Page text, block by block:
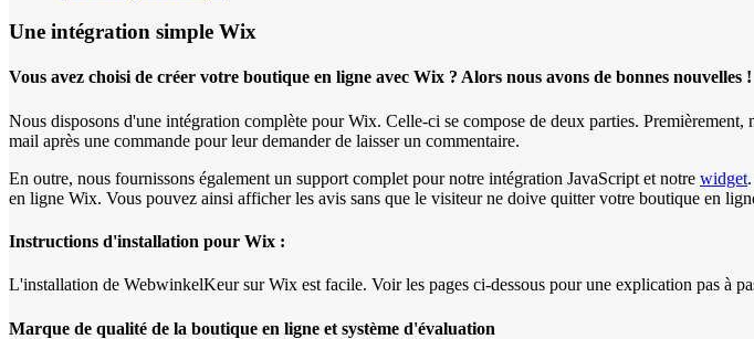
Une intégration simple Wix
Vous avez choisi de créer votre boutique en ligne avec Wix ? Alors nous avons de bonnes nouvelles !
Nous disposons d'une intégration complète pour Wix. Celle-ci se compose de deux parties.
mail après une commande pour leur demander de laisser un commentaire.
En outre, nous fournissons également un support complet pour notre intégration JavaScript et notre widget
en ligne Wix. Vous pouvez ainsi afficher les avis sans que le visiteur ne doive quitter votre boutique en
Instructions d'installation pour Wix :
L'installation de WebwinkelKeur sur Wix est facile. Voir les pages ci-dessous pour une explication pas à
Marque de qualité de la boutique en ligne et système d'évaluation